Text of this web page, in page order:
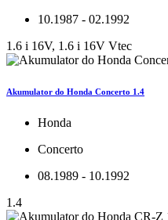
10.1987 - 02.1992
1.6 i 16V, 1.6 i 16V Vtec
Akumulator do Honda Concerto 1.4
Honda
Concerto
08.1989 - 10.1992
1.4